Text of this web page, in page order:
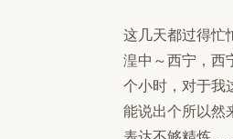
这几天都过得忙
湟中～西宁，西
个小时，对于我
能说出个所以然